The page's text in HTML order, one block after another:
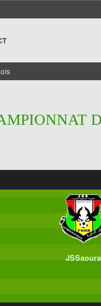
JSSaoura